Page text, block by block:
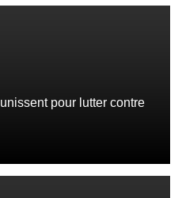
pour lutter contre